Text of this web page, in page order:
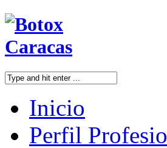
Inicio
Perfil